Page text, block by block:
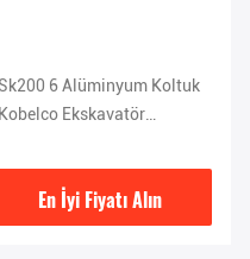
Sk200 6 Alüminyum Koltuk
Kobelco Ekskavatör
En İyi Fiyatı Alın